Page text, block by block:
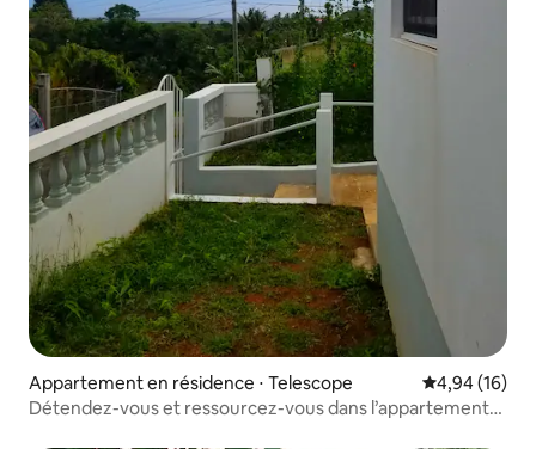
Appartement en résidence ⋅ Telescope Évaluation
4,94 (16)
Détendez-vous et ressourcez-vous dans l’appartement